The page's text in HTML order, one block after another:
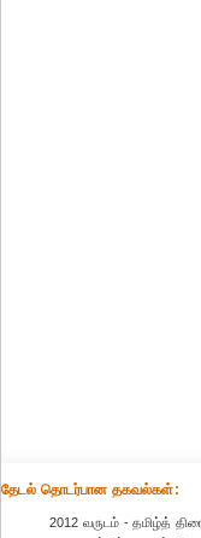
தேட‌ல் தொட‌ர்பான தகவ‌ல்க‌ள்:
2012 வருடம் - தமிழ்த்